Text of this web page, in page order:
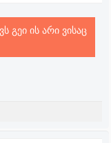
გეი ის არი ვისაც